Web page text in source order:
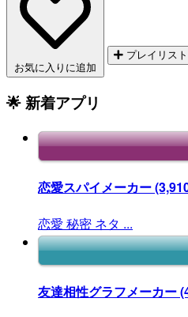
お気に入りに追加
プレイリスト
🌟 新着アプリ
恋愛スパイメーカー
恋愛 秘密 ネタ ...
友達相性グラフメーカー